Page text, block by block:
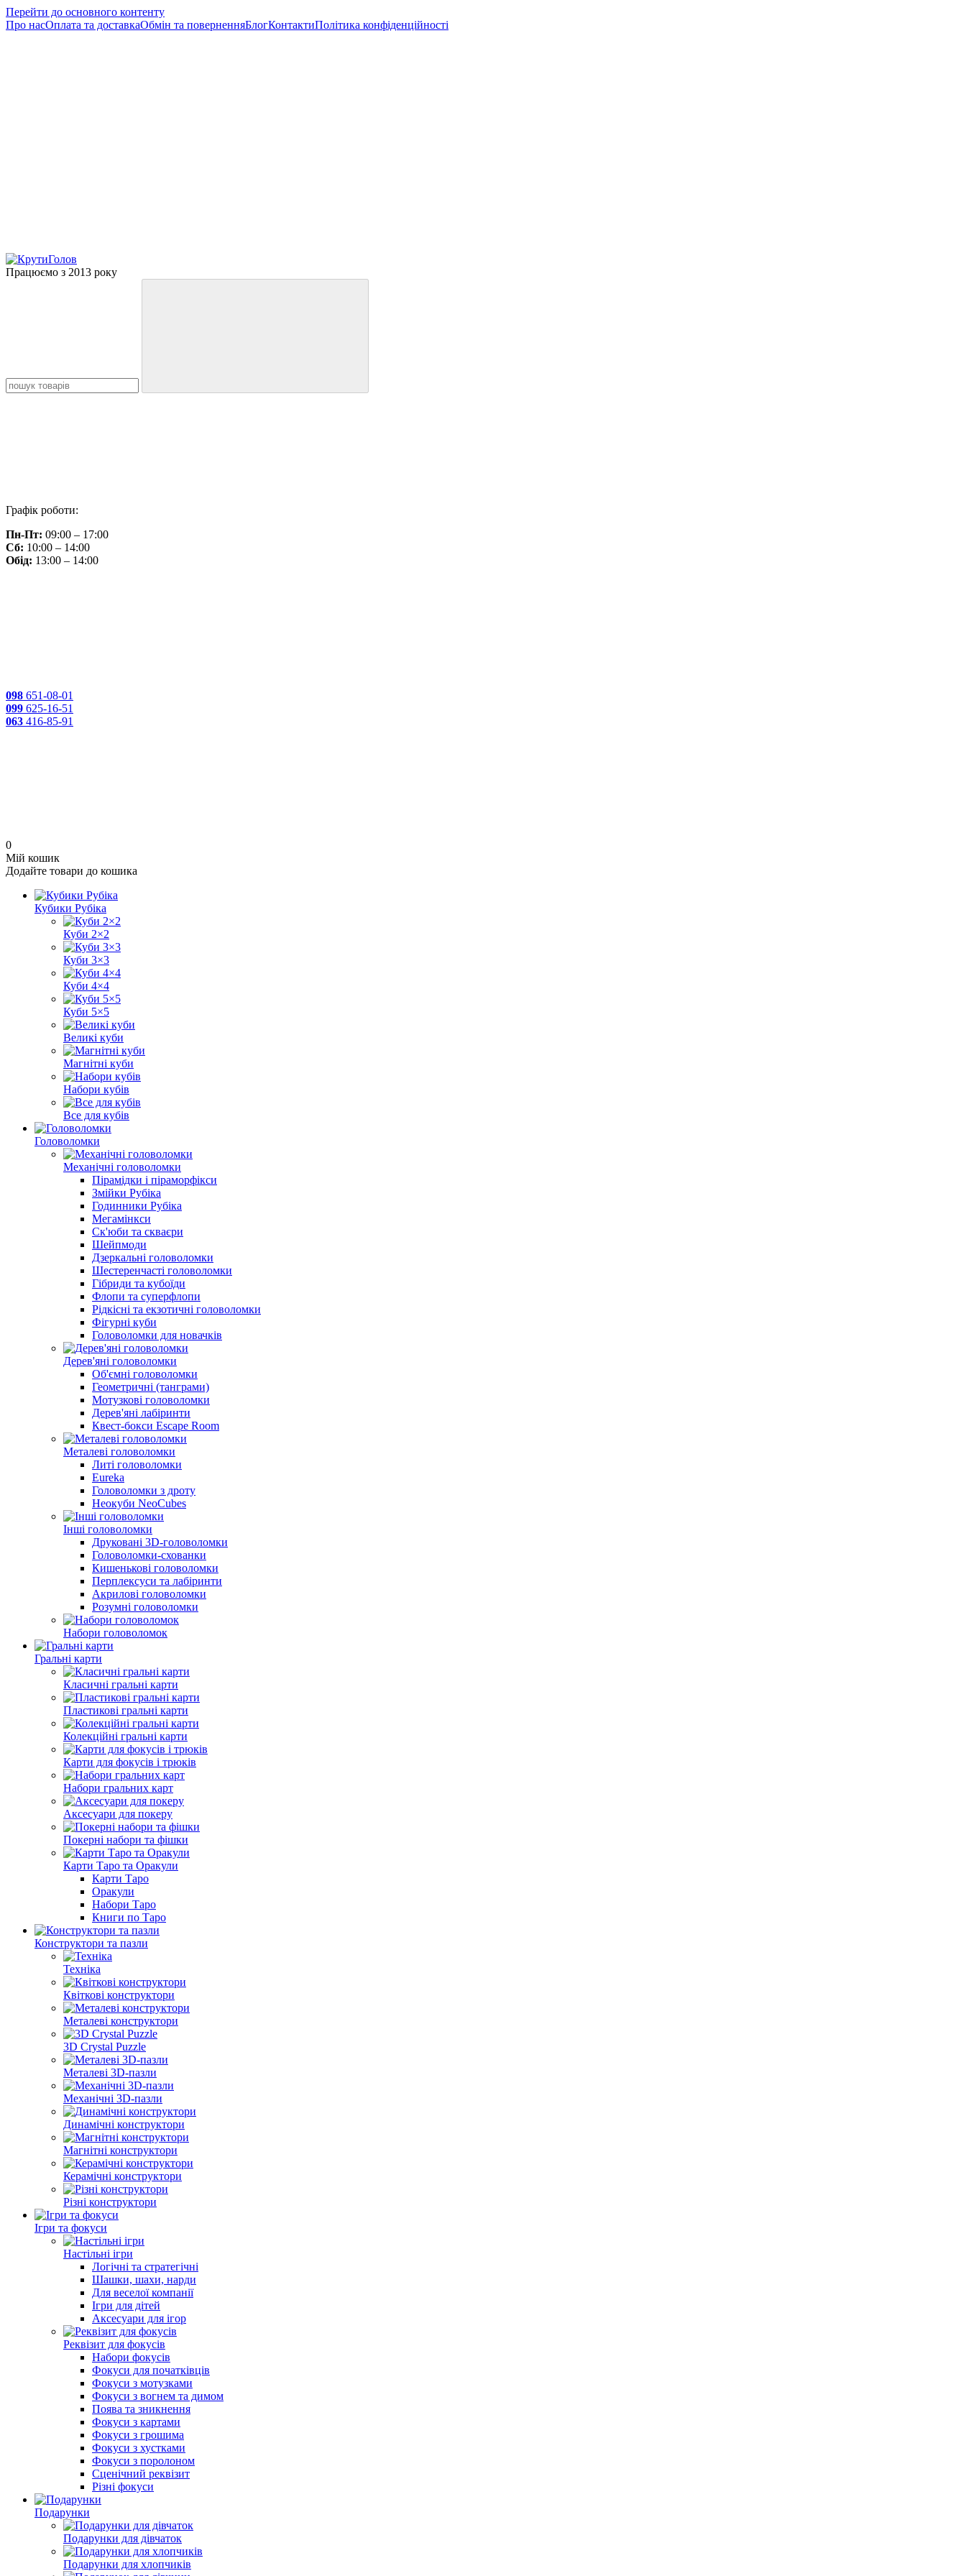
Перейти до основного контенту
Про насОплата та доставкаОбмін та поверненняБлогКонтактиПолітика конфіденційності
Працюємо з 2013 року
Графік роботи:
Пн-Пт: 09:00 – 17:00
Сб: 10:00 – 14:00
Обід: 13:00 – 14:00
098 651-08-01
099 625-16-51
063 416-85-91
0
Мій кошик
Додайте товари до кошика
Кубики Рубіка
Куби 2×2
Куби 3×3
Куби 4×4
Куби 5×5
Великі куби
Магнітні куби
Набори кубів
Все для кубів
Головоломки
Механічні головоломки
Пірамідки і піраморфікси
Змійки Рубіка
Годинники Рубіка
Мегамінкси
Ск'юби та скваєри
Шейпмоди
Дзеркальні головоломки
Шестеренчасті головоломки
Гібриди та кубоїди
Флопи та суперфлопи
Рідкісні та екзотичні головоломки
Фігурні куби
Головоломки для новачків
Дерев'яні головоломки
Об'ємні головоломки
Геометричні (танграми)
Мотузкові головоломки
Дерев'яні лабіринти
Квест-бокси Escape Room
Металеві головоломки
Литі головоломки
Eureka
Головоломки з дроту
Неокуби NeoCubes
Інші головоломки
Друковані 3D-головоломки
Головоломки-схованки
Кишенькові головоломки
Перплексуси та лабіринти
Акрилові головоломки
Розумні головоломки
Набори головоломок
Гральні карти
Класичні гральні карти
Пластикові гральні карти
Колекційні гральні карти
Карти для фокусів і трюків
Набори гральних карт
Аксесуари для покеру
Покерні набори та фішки
Карти Таро та Оракули
Карти Таро
Оракули
Набори Таро
Книги по Таро
Конструктори та пазли
Техніка
Квіткові конструктори
Металеві конструктори
3D Crystal Puzzle
Металеві 3D-пазли
Механічні 3D-пазли
Динамічні конструктори
Магнітні конструктори
Керамічні конструктори
Різні конструктори
Ігри та фокуси
Настільні ігри
Логічні та стратегічні
Шашки, шахи, нарди
Для веселої компанії
Ігри для дітей
Аксесуари для ігор
Реквізит для фокусів
Набори фокусів
Фокуси для початківців
Фокуси з мотузками
Фокуси з вогнем та димом
Поява та зникнення
Фокуси з картами
Фокуси з грошима
Фокуси з хустками
Фокуси з поролоном
Сценічний реквізит
Різні фокуси
Подарунки
Подарунки для дівчаток
Подарунки для хлопчиків